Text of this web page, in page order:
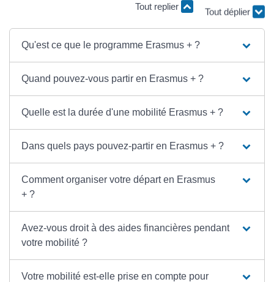
Tout replier
Tout déplier
Qu'est ce que le programme Erasmus + ?
Quand pouvez-vous partir en Erasmus + ?
Quelle est la durée d'une mobilité Erasmus + ?
Dans quels pays pouvez-partir en Erasmus + ?
Comment organiser votre départ en Erasmus
+ ?
Avez-vous droit à des aides financières pendant
votre mobilité ?
Votre mobilité est-elle prise en compte pour